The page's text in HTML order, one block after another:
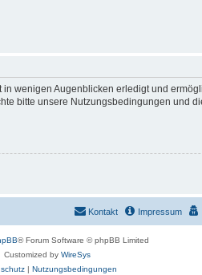
wenigen Augenblicken erledigt und
bitte unsere Nutzungsbedingungen und
Impressum
Kontakt
® Forum Software © phpBB Limited
Customized by WireSys
| Nutzungsbedingungen